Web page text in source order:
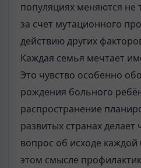
популяциях меняются не
за счет мутационного
действию других
Каждая семья мечтает
Это чувство особенно
рождения больного
распространение
развитых странах
вопрос об исходе
этом смысле